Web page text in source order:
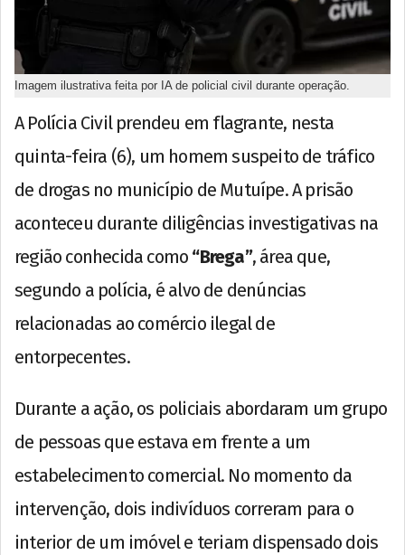
Imagem ilustrativa feita por IA de policial civil durante operação.
A Polícia Civil prendeu em flagrante, nesta
quinta-feira (6), um homem suspeito de tráfico
de drogas no município de Mutuípe. A prisão
aconteceu durante diligências investigativas na
região conhecida como “Brega”, área que,
segundo a polícia, é alvo de denúncias
relacionadas ao comércio ilegal de
entorpecentes.
Durante a ação, os policiais abordaram um grupo
de pessoas que estava em frente a um
estabelecimento comercial. No momento da
intervenção, dois indivíduos correram para o
interior de um imóvel e teriam dispensado dois